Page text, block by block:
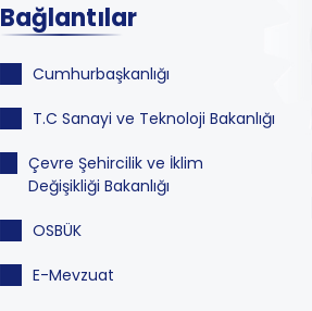
Bağlantılar
Cumhurbaşkanlığı
T.C Sanayi ve Teknoloji Bakanlığı
Çevre Şehircilik ve İklim
Değişikliği Bakanlığı
OSBÜK
E-Mevzuat